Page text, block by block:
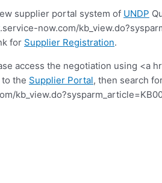
supplier portal system of UNDP
.service-now.com/
for Supplier Registration.
access the negotiation using <a
the Supplier Portal, then search